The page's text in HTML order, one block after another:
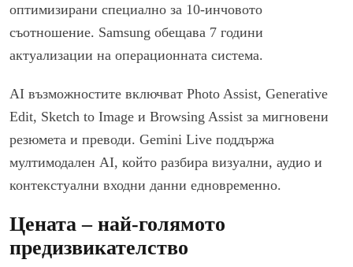
оптимизирани специално за 10-инчовото
съотношение. Samsung обещава 7 години
актуализации на операционната система.
AI възможностите включват Photo Assist, Generative
Edit, Sketch to Image и Browsing Assist за мигновени
резюмета и преводи. Gemini Live поддържа
мултимодален AI, който разбира визуални, аудио и
контекстуални входни данни едновременно.
Цената – най-голямото
предизвикателство